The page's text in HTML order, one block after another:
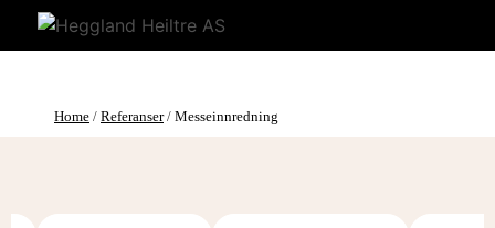
Home / Referanser/ Messeinnredning